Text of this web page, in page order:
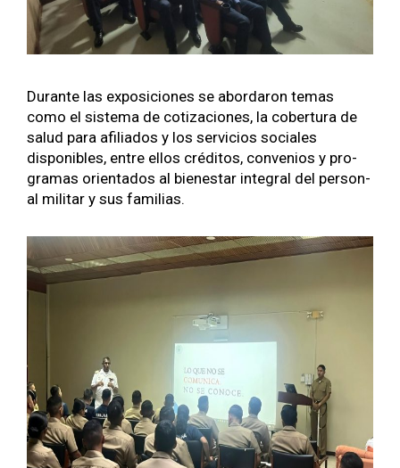
Durante las exposi­ciones se abor­daron temas
como el sis­tema de coti­za­ciones, la cober­tu­ra de
salud para afil­i­a­dos y los ser­vi­cios sociales
disponibles, entre ellos crédi­tos, con­ve­nios y pro­
gra­mas ori­en­ta­dos al bien­es­tar inte­gral del per­son­
al mil­i­tar y sus famil­ias.